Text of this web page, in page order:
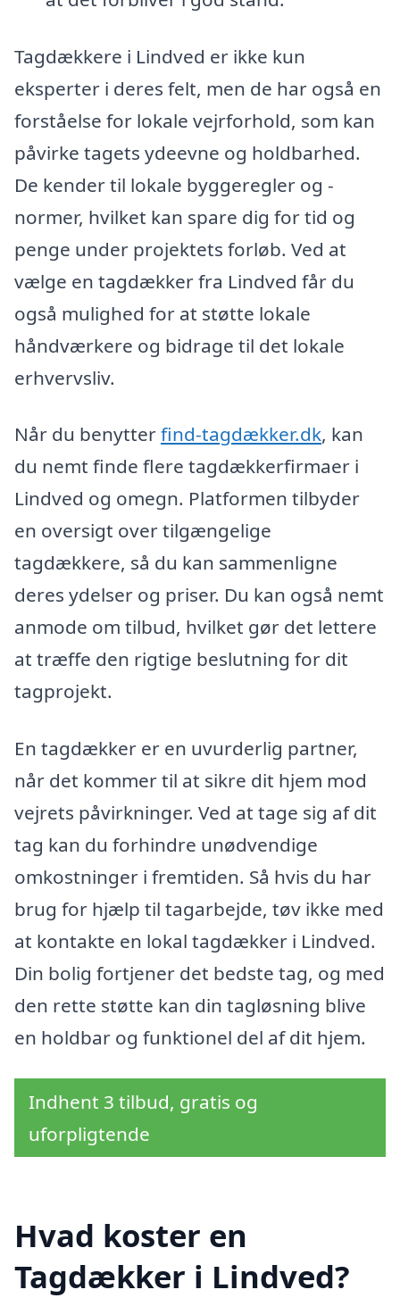
Tagdækkere i Lindved er ikke kun
eksperter i deres felt, men de har også en
forståelse for lokale vejrforhold, som kan
påvirke tagets ydeevne og holdbarhed.
De kender til lokale byggeregler og -
normer, hvilket kan spare dig for tid og
penge under projektets forløb. Ved at
vælge en tagdækker fra Lindved får du
også mulighed for at støtte lokale
håndværkere og bidrage til det lokale
erhvervsliv.
Når du benytterfind-tagdækker.dk, kan
du nemt finde flere tagdækkerfirmaer i
Lindved og omegn. Platformen tilbyder
en oversigt over tilgængelige
tagdækkere, så du kan sammenligne
deres ydelser og priser. Du kan også nemt
anmode om tilbud, hvilket gør det lettere
at træffe den rigtige beslutning for dit
tagprojekt.
En tagdækker er en uvurderlig partner,
når det kommer til at sikre dit hjem mod
vejrets påvirkninger. Ved at tage sig af dit
tag kan du forhindre unødvendige
omkostninger i fremtiden. Så hvis du har
brug for hjælp til tagarbejde, tøv ikke med
at kontakte en lokal tagdækker i Lindved.
Din bolig fortjener det bedste tag, og med
den rette støtte kan din tagløsning blive
en holdbar og funktionel del af dit hjem.
Indhent 3 tilbud, gratis og
uforpligtende
Hvad koster en
Tagdækker i Lindved?